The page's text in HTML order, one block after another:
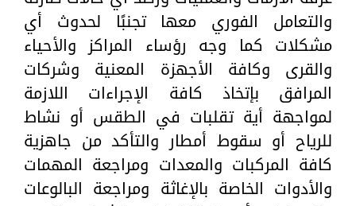
والتعامل الفوري معها تجنبًا لحدوث أي
مشكلات كما وجه رؤساء المراكز والأحياء
والقرى وكافة الأجهزة المعنية وشركات
المرافق بإتخاذ كافة الإجراءات اللازمة
لمواجهة أية تقلبات في الطقس أو نشاط
للرياح أو سقوط أمطار والتأكد من جاهزية
كافة المركبات والمعدات ومراجعة المهمات
والأدوات الخاصة بالإغاثة ومراجعة البالوعات